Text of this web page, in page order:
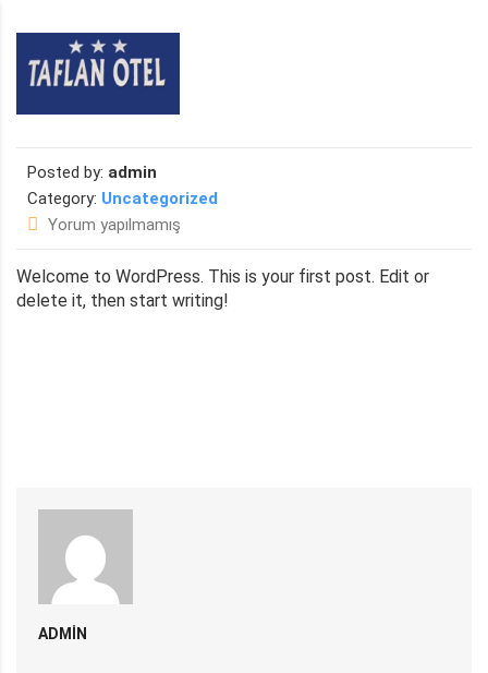
Posted by: admin
Category: Uncategorized
Yorum yapılmamış
Welcome to WordPress. This is your first post. Edit or
delete it, then start writing!
ADMIN